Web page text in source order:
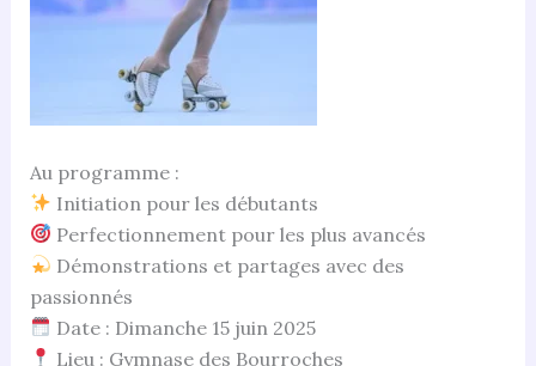
Au programme :
Initiation pour les débutants
Perfectionnement pour les plus avancés
Démonstrations et partages avec des
passionnés
Date : Dimanche 15 juin 2025
Lieu : Gymnase des Bourroches